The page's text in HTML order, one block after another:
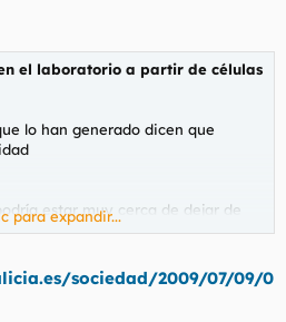
el laboratorio a partir de células
lo han generado dicen que
estar muy cerca de dejar de
de concebir. Investigadores
partir de células madres
recibida por muchos como el
del hombre en la tierra. Sin
para expandir...
sociedad/2009/07/09/0